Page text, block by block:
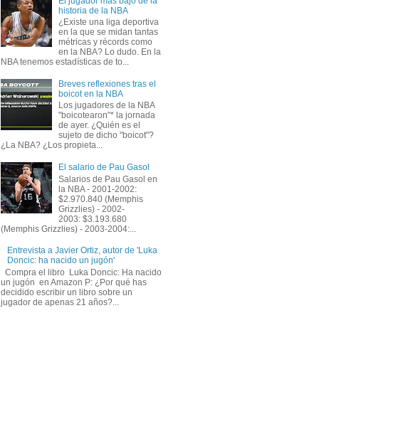
historia de la NBA
¿Existe una liga deportiva
en la que se midan tantas
métricas y récords como
en la NBA? Lo dudo. En la
NBA tenemos estadísticas de to...
Breves reflexiones tras el
boicot en la NBA
Los jugadores de la NBA
"boicotearon"* la jornada
de ayer. ¿Quién es el
sujeto de dicho "boicot"?
¿La NBA? ¿Los propieta...
El salario de Pau Gasol
Salarios de Pau Gasol en
la NBA - 2001-2002:
$2.970.840 (Memphis
Grizzlies) - 2002-
2003: $3.193.680
(Memphis Grizzlies) - 2003-2004:...
Entrevista a Javier Ortiz, autor de 'Luka
Doncic: ha nacido un jugón'
Compra el libro Luka Doncic: Ha nacido
un jugón en Amazon P: ¿Por qué has
decidido escribir un libro sobre un
jugador de apenas 21 años?...